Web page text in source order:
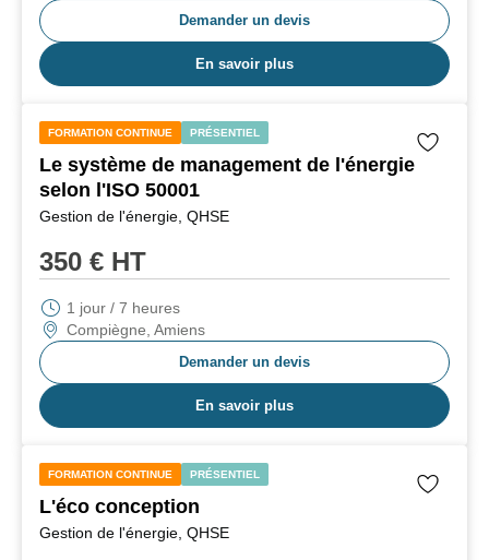
Demander un devis
En savoir plus
FORMATION CONTINUE PRÉSENTIEL
Le système de management de l'énergie
selon l'ISO 50001
Gestion de l'énergie, QHSE
350 € HT
Compiègne, Amiens
1 jour / 7 heures
Demander un devis
En savoir plus
FORMATION CONTINUE PRÉSENTIEL
L'éco conception
Gestion de l'énergie, QHSE